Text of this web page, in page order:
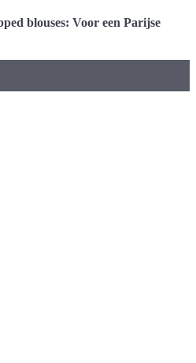
blouses: Voor een Parijse